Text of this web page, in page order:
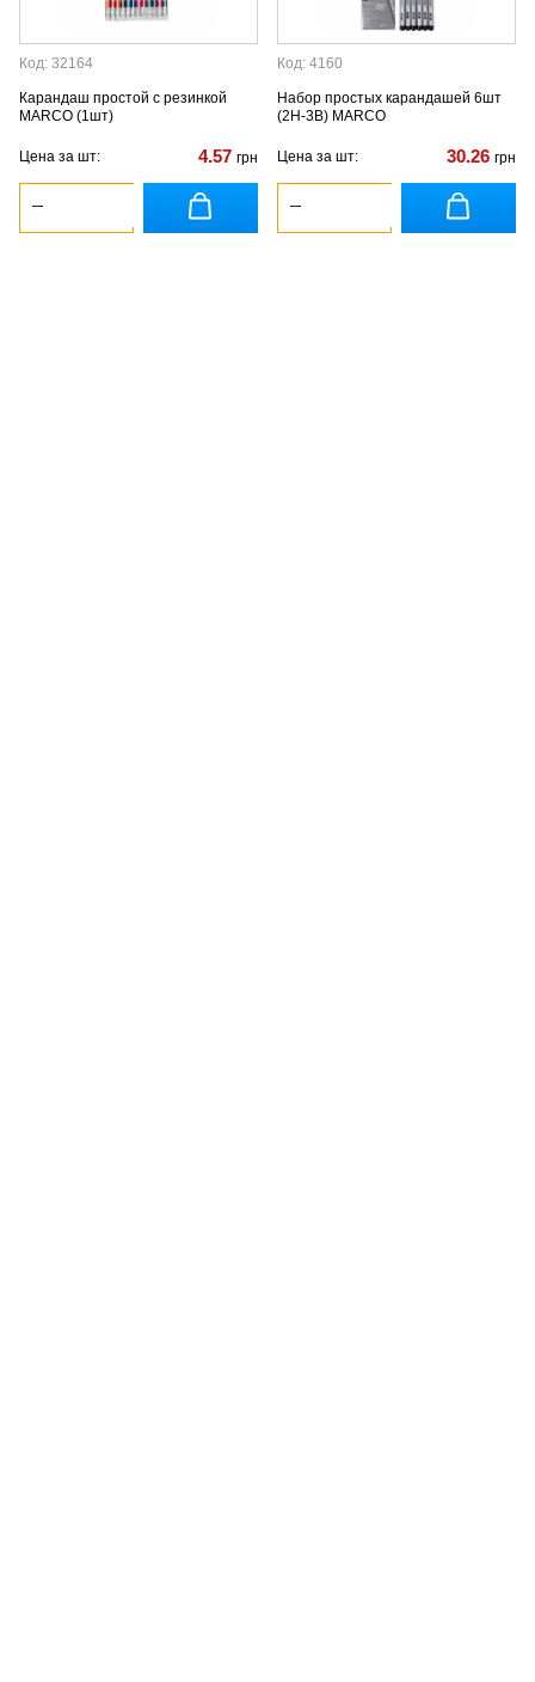
Код: 32164
Карандаш простой с резинкой
MARCO (1шт)
Цена за шт: 4.57 грн
Код: 4160
Набор простых карандашей 6шт
(2Н-3В) MARCO
Цена за шт: 30.26 грн